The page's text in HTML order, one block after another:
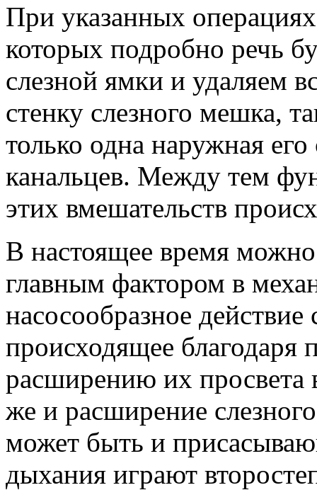
При указанных
которых подробно речь
слезной ямки и удаляем
стенку слезного мешка,
только одна наружная
канальцев. Между тем
этих вмешательств
В настоящее время
главным фактором в
насосообразное действие
происходящее
расширению их просвета
же и расширение
может быть и
дыхания играют